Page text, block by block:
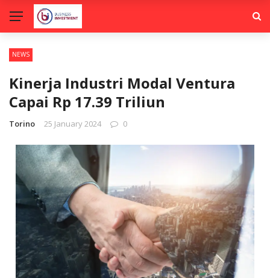
NEWS
Kinerja Industri Modal Ventura
Capai Rp 17.39 Triliun
Torino 25 January 2024 0